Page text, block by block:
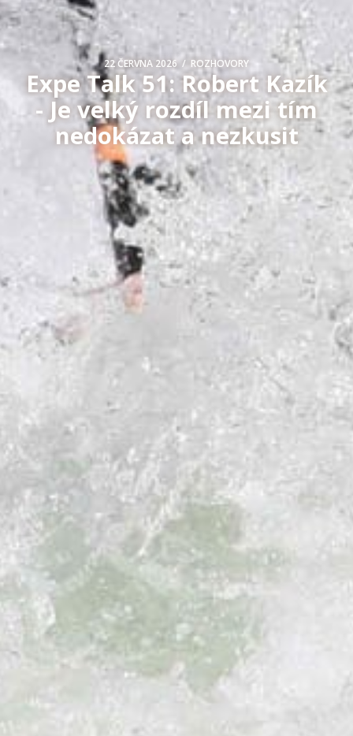
22 ČERVNA 2026 / ROZHOVORY
Expe Talk 51: Robert Kazík
- Je velký rozdíl mezi tím
nedokázat a nezkusit